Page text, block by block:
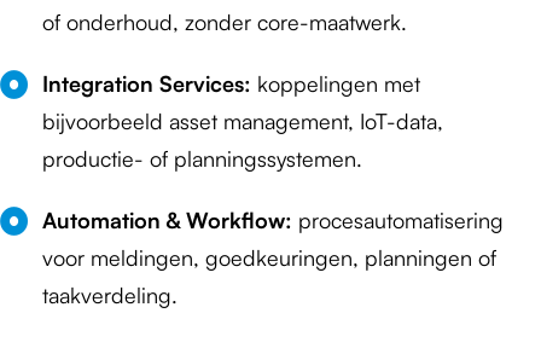
of onderhoud, zonder core-maatwerk.
Integration Services: koppelingen met
bijvoorbeeld asset management, IoT-data,
productie- of planningssystemen.
Automation & Workflow: procesautomatisering
voor meldingen, goedkeuringen, planningen of
taakverdeling.